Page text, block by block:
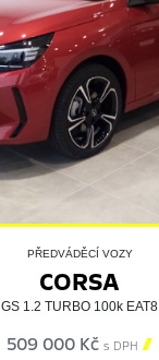
PŘEDVÁDĚCÍ VOZY
CORSA
GS 1.2 TURBO 100k EAT8
509 000 Kč s DPH 